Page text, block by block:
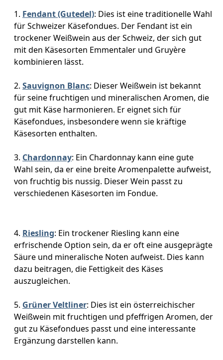
Fendant (Gutedel): Dies ist eine traditionelle Wahl
für Schweizer Käsefondues. Der Fendant ist ein
trockener Weißwein aus der Schweiz, der sich gut
mit den Käsesorten Emmentaler und Gruyère
kombinieren lässt.
Sauvignon Blanc: Dieser Weißwein ist bekannt
für seine fruchtigen und mineralischen Aromen, die
gut mit Käse harmonieren. Er eignet sich für
Käsefondues, insbesondere wenn sie kräftige
Käsesorten enthalten.
Chardonnay: Ein Chardonnay kann eine gute
Wahl sein, da er eine breite Aromenpalette aufweist,
von fruchtig bis nussig. Dieser Wein passt zu
verschiedenen Käsesorten im Fondue.
Riesling: Ein trockener Riesling kann eine
erfrischende Option sein, da er oft eine ausgeprägte
Säure und mineralische Noten aufweist. Dies kann
dazu beitragen, die Fettigkeit des Käses
auszugleichen.
Grüner Veltliner: Dies ist ein österreichischer
Weißwein mit fruchtigen und pfeffrigen Aromen, der
gut zu Käsefondues passt und eine interessante
Ergänzung darstellen kann.